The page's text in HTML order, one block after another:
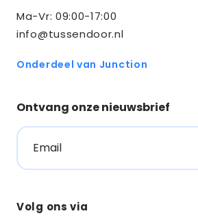
Ma-Vr: 09:00-17:00
info@tussendoor.nl
Onderdeel van Junction
Ontvang onze nieuwsbrief
Email
Volg ons via